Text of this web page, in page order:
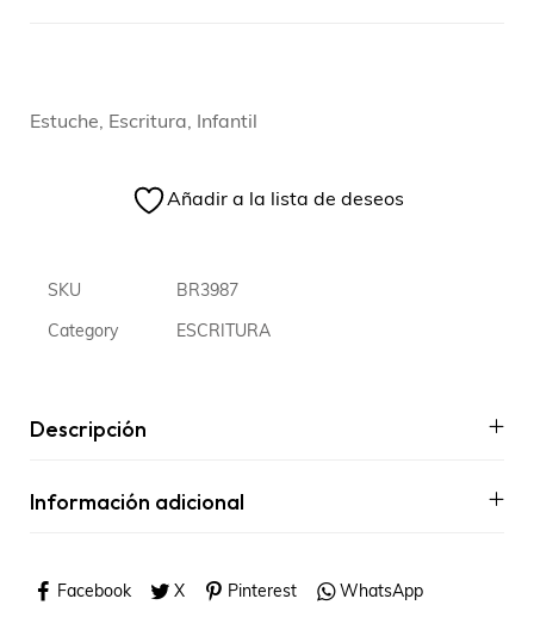
Estuche, Escritura, Infantil
Añadir a la lista de deseos
SKU BR3987
Category ESCRITURA
Descripción
Información adicional
Facebook X Pinterest WhatsApp